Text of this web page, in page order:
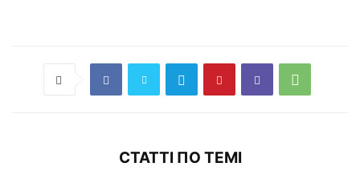
СТАТТІ ПО ТЕМІ